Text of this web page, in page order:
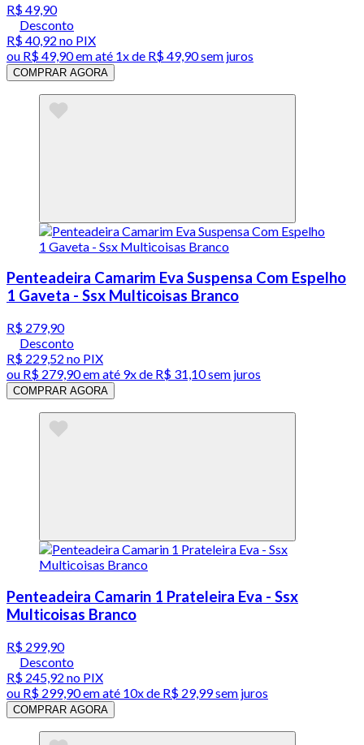
R$ 49,90
Desconto
R$ 40,92 no PIX
ou R$ 49,90em até 1x de R$ 49,90sem juros
COMPRAR AGORA
Penteadeira Camarim Eva Suspensa Com Espelho
1 Gaveta - Ssx Multicoisas Branco
R$ 279,90
Desconto
R$ 229,52 no PIX
ou R$ 279,90em até 9x de R$ 31,10 sem juros
COMPRAR AGORA
Penteadeira Camarin 1 Prateleira Eva - Ssx
Multicoisas Branco
R$ 299,90
Desconto
R$ 245,92 no PIX
ou R$ 299,90em até 10x de R$ 29,99 sem juros
COMPRAR AGORA